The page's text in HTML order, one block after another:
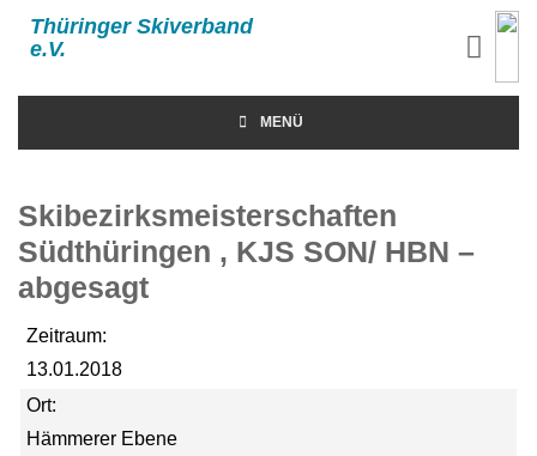
Thüringer Skiverband
e.V.
MENÜ
Skibezirksmeisterschaften
Südthüringen , KJS SON/ HBN –
abgesagt
Zeitraum:
13.01.2018
Ort:
Hämmerer Ebene